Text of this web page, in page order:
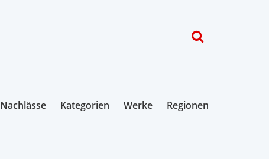
Nachlässe Kategorien Werke Regionen